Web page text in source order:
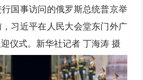
国事访问的俄罗斯总统普京举
习近平在人民大会堂东门外广
仪式。新华社记者 丁海涛 摄